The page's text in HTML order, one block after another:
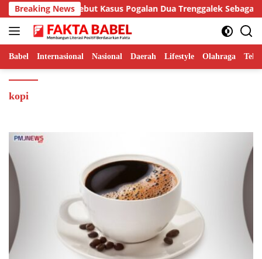
Langsung
ke
konten
Breaking News
Putra Sebut Kasus Pogalan Dua Trenggalek Sebagai
Babel Internasional Nasional Daerah Lifestyle Olahraga
kopi